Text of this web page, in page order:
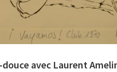
avec Laurent